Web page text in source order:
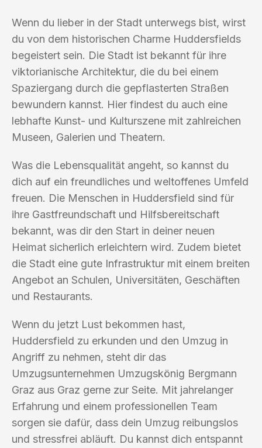
Wenn du lieber in der Stadt unterwegs bist, wirst
du von dem historischen Charme Huddersfields
begeistert sein. Die Stadt ist bekannt für ihre
viktorianische Architektur, die du bei einem
Spaziergang durch die gepflasterten Straßen
bewundern kannst. Hier findest du auch eine
lebhafte Kunst- und Kulturszene mit zahlreichen
Museen, Galerien und Theatern.
Was die Lebensqualität angeht, so kannst du
dich auf ein freundliches und weltoffenes Umfeld
freuen. Die Menschen in Huddersfield sind für
ihre Gastfreundschaft und Hilfsbereitschaft
bekannt, was dir den Start in deiner neuen
Heimat sicherlich erleichtern wird. Zudem bietet
die Stadt eine gute Infrastruktur mit einem breiten
Angebot an Schulen, Universitäten, Geschäften
und Restaurants.
Wenn du jetzt Lust bekommen hast,
Huddersfield zu erkunden und den Umzug in
Angriff zu nehmen, steht dir das
Umzugsunternehmen Umzugskönig Bergmann
Graz aus Graz gerne zur Seite. Mit jahrelanger
Erfahrung und einem professionellen Team
sorgen sie dafür, dass dein Umzug reibungslos
und stressfrei abläuft. Du kannst dich entspannt